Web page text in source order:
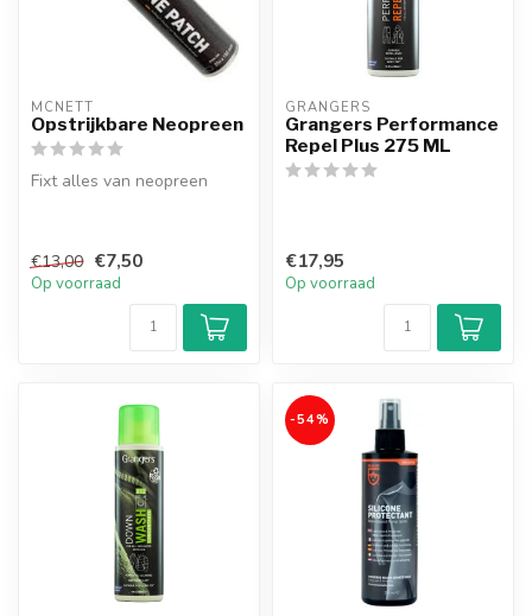
MCNETT
Opstrijkbare Neopreen
Fixt alles van neopreen
€13,00 €7,50
Op voorraad
GRANGERS
Grangers Performance
Repel Plus 275 ML
€17,95
Op voorraad
-54%